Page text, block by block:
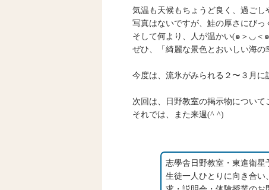
気温も天候もちょうど良く、過ごし
写真はないですが、鮭の厚さにびっ
そして何より、人が温かい(๑＞◡＜
ぜひ、「綺麗な景色とおいしい海
今度は、流氷がみられる２〜３月に
次回は、日野教室の掲示物について
それでは、また来週(^ ^)
志學舎日野教室・東進衛星
生徒一人ひとりに向き合